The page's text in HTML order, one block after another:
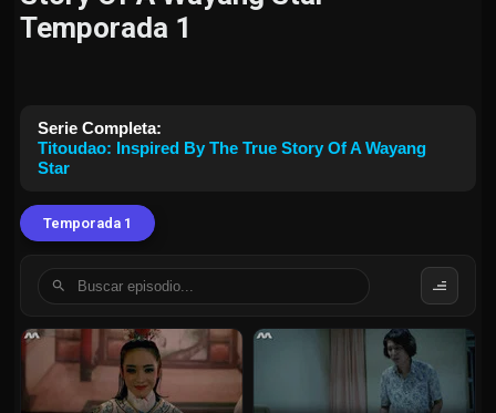
Temporada 1
Serie Completa:
Titoudao: Inspired By The True Story Of A Wayang
Star
Temporada 1